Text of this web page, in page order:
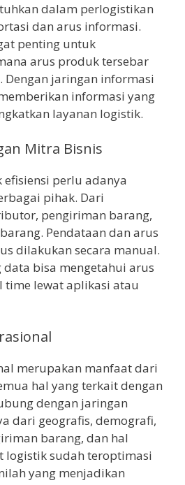
dalam perlogistikan
dan arus informasi.
penting untuk
arus produk tersebar
Dengan jaringan informasi
informasi yang
layanan logistik.
Mitra Bisnis
perlu adanya
pihak. Dari
pengiriman barang,
Pendataan dan arus
dilakukan secara manual.
data bisa mengetahui arus
time lewat aplikasi atau
merupakan manfaat dari
hal yang terkait dengan
dengan jaringan
dari geografis, demografi,
barang, dan hal
logistik sudah teroptimasi
yang menjadikan